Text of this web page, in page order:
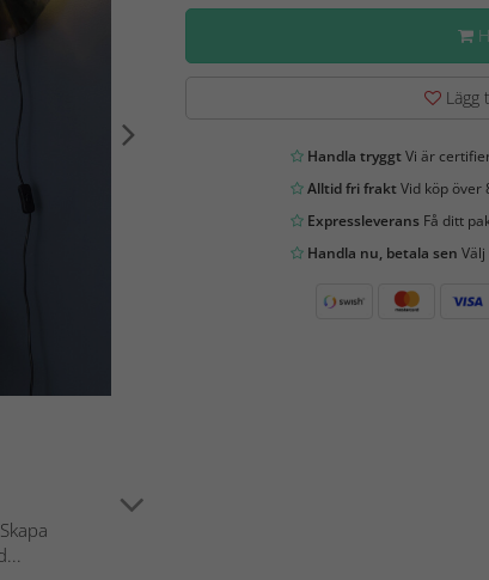
Lägg
Handla tryggtVi är
Alltid fri fraktVid köp över
ExpressleveransFå ditt
Handla nu, betala sen